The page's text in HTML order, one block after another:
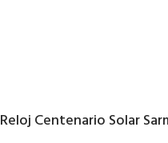
Reloj Centenario Solar